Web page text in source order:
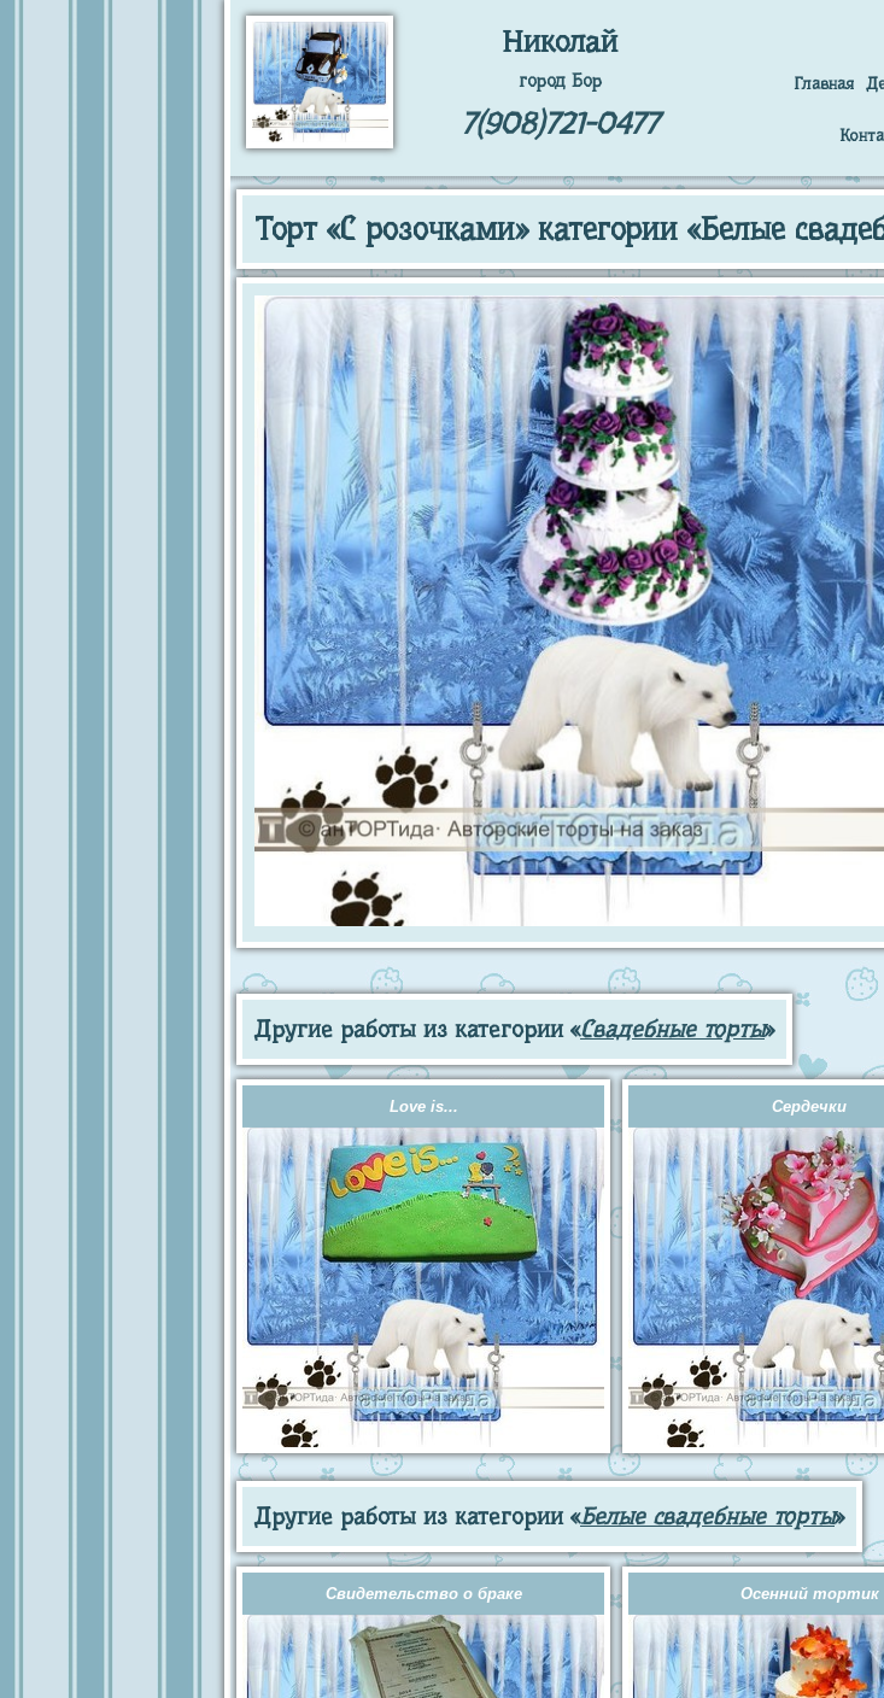
Николай
город Бор
7(908)721-0477
Главная
Торт «С розочками» категории «Белые
Другие работы из категории «Свадебные торты»
Love is... Сердечки
Другие работы из категории «Белые свадебные торты»
Свидетельство о браке Осенний тортик